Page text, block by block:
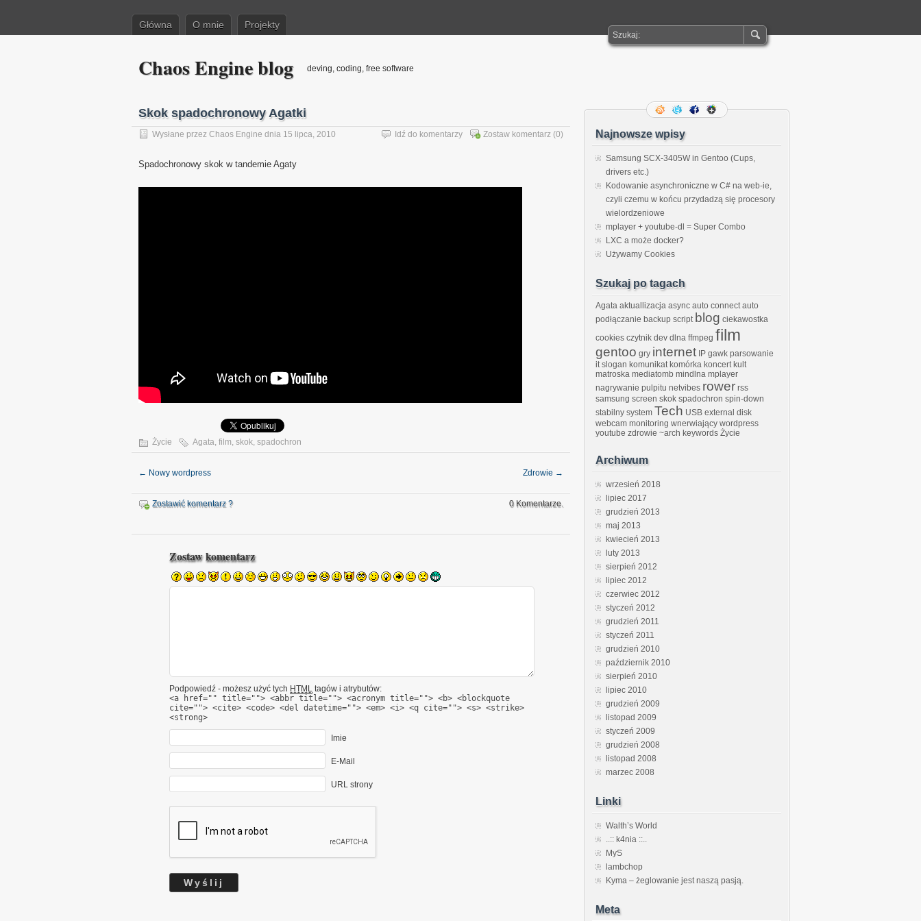
Główna O mnie Projekty
Chaos Engine blog deving, coding, free software
Skok spadochronowy Agatki
Wysłane przez Chaos Engine dnia 15 lipca, 2010 Zostaw komentarz (0)
Idź do komentarzy
Spadochronowy skok w tandemie Agaty
Życie Agata, film, skok, spadochron
← Nowy wordpress Zdrowie →
Zostawić komentarz ? 0 Komentarze.
Zostaw komentarz
Podpowiedź - możesz użyć tych HTML tagów i atrybutów:
<a href="" title=""> <abbr title=""> <acronym title=""> <b> <blockquote
cite=""> <cite> <code> <del datetime=""> <em> <i> <q cite=""> <s> <strike>
<strong>
Imie
E-Mail
URL strony
Najnowsze wpisy
Samsung SCX-3405W in Gentoo (Cups,
drivers etc.)
Kodowanie asynchroniczne w C# na web-ie,
czyli czemu w końcu przydadzą się procesory
wielordzeniowe
mplayer + youtube-dl = Super Combo
LXC a może docker?
Używamy Cookies
Szukaj po tagach
Agata aktuallizacja async auto connect auto
podłączanie backup script blog ciekawostka
cookies czytnik dev dlna ffmpeg film
gentoo gry internet IP gawk parsowanie
it slogan komunikat komórka koncert kult
matroska mediatomb mindlna mplayer
nagrywanie pulpitu netvibes rower rss
samsung screen skok spadochron spin-down
stabilny system Tech USB external disk
webcam monitoring wnerwiający wordpress
youtube zdrowie ~arch keywords Życie
Archiwum
wrzesień 2018
lipiec 2017
grudzień 2013
maj 2013
kwiecień 2013
luty 2013
sierpień 2012
lipiec 2012
czerwiec 2012
styczeń 2012
grudzień 2011
styczeń 2011
grudzień 2010
październik 2010
sierpień 2010
lipiec 2010
grudzień 2009
listopad 2009
styczeń 2009
grudzień 2008
listopad 2008
marzec 2008
Linki
Walth’s World
..:: k4nia ::..
MyS
lambchop
Kyma – żeglowanie jest naszą pasją.
Meta